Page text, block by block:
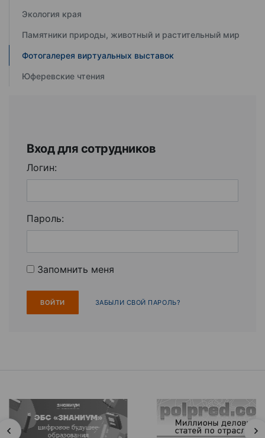
Экология края
Памятники природы, животный и растительный мир
Фотогалерея виртуальных выставок
Юферевские чтения
Вход для сотрудников
Логин:
Пароль:
Запомнить меня
ЗАБЫЛИ СВОЙ ПАРОЛЬ?